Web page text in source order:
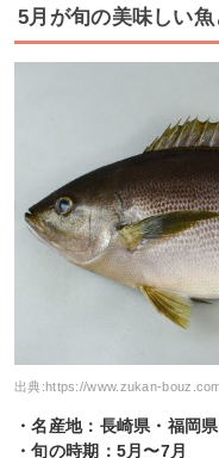
5月が旬の美味しい
出典:https://www.zukan-
・名産地：長崎県・福岡
・旬の時期：5月〜7月